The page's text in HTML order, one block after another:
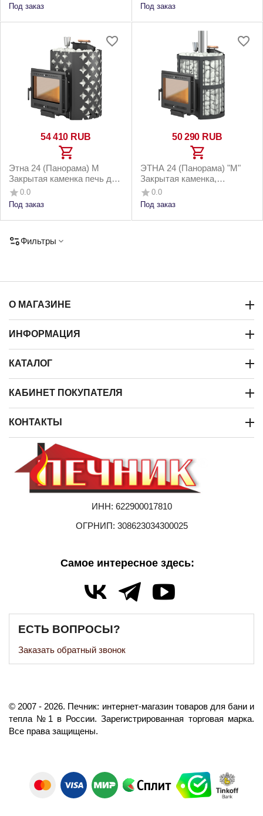
Под заказ
Под заказ
54 410 RUB
Этна 24 (Панорама) М
Закрытая каменка печь для
бани чугунная
0.0
Под заказ
50 290 RUB
ЭТНА 24 (Панорама) "М"
Закрытая каменка,
Стандарт чугунная печь
для бани
0.0
Под заказ
Фильтры
О МАГАЗИНЕ
ИНФОРМАЦИЯ
КАТАЛОГ
КАБИНЕТ ПОКУПАТЕЛЯ
КОНТАКТЫ
ИНН: 622900017810
ОГРНИП: 308623034300025
Самое интересное здесь:
ЕСТЬ ВОПРОСЫ?
Заказать обратный звонок
©️ 2007 - 2026. Печник: интернет-магазин товаров для бани и
тепла №1 в России. Зарегистрированная торговая марка.
Все права защищены.